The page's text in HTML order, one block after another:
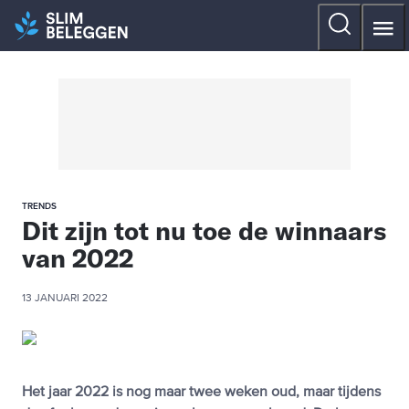
TRENDS
Dit zijn tot nu toe de winnaars
van 2022
13 JANUARI 2022
Het jaar 2022 is nog maar twee weken oud, maar tijdens